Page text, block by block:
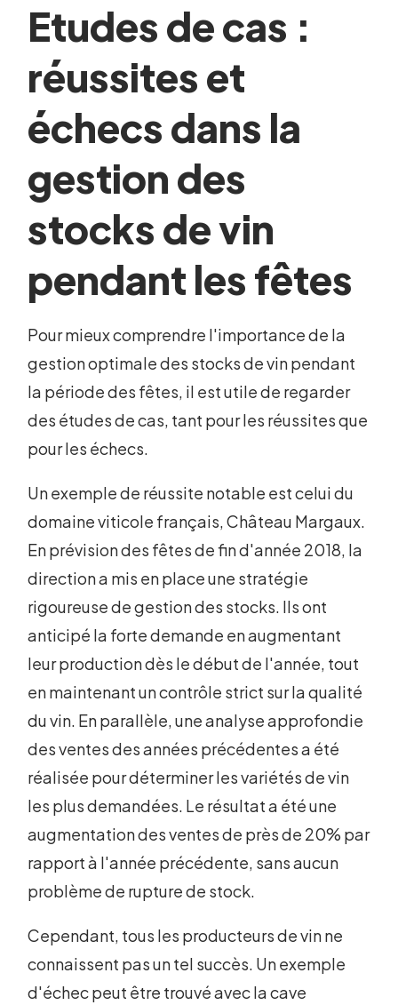
Etudes de cas :
réussites et
échecs dans la
gestion des
stocks de vin
pendant les fêtes
Pour mieux comprendre l'importance de la
gestion optimale des stocks de vin pendant
la période des fêtes, il est utile de regarder
des études de cas, tant pour les réussites que
pour les échecs.
Un exemple de réussite notable est celui du
domaine viticole français, Château Margaux.
En prévision des fêtes de fin d'année 2018, la
direction a mis en place une stratégie
rigoureuse de gestion des stocks. Ils ont
anticipé la forte demande en augmentant
leur production dès le début de l'année, tout
en maintenant un contrôle strict sur la qualité
du vin. En parallèle, une analyse approfondie
des ventes des années précédentes a été
réalisée pour déterminer les variétés de vin
les plus demandées. Le résultat a été une
augmentation des ventes de près de 20% par
rapport à l'année précédente, sans aucun
problème de rupture de stock.
Cependant, tous les producteurs de vin ne
connaissent pas un tel succès. Un exemple
d'échec peut être trouvé avec la cave